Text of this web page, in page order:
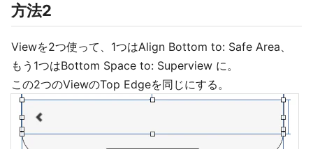
方法2
Viewを2つ使って、1つはAlign Bottom to: Safe Area、
もう1つはBottom Space to: Superview に。
この2つのViewのTop Edgeを同じにする。